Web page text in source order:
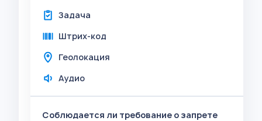
Задача
Штрих-код
Геолокация
Аудио
Соблюдается ли требование о запрете